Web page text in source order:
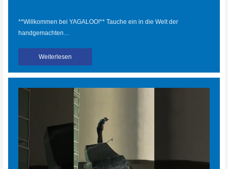
**Willkommen bei YAGALOO!** Tauche ein in die Welt der
handgemachten…
Weiterlesen